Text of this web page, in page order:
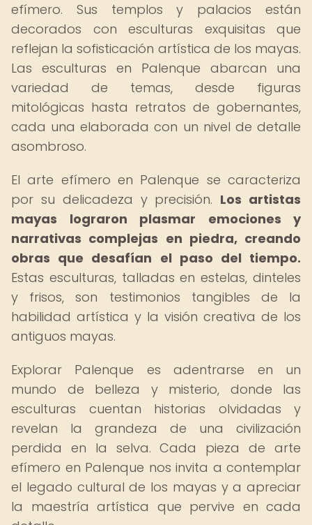
efímero. Sus templos y palacios están
decorados con esculturas exquisitas que
reflejan la sofisticación artística de los mayas.
Las esculturas en Palenque abarcan una
variedad de temas, desde figuras
mitológicas hasta retratos de gobernantes,
cada una elaborada con un nivel de detalle
asombroso.
El arte efímero en Palenque se caracteriza
por su delicadeza y precisión. Los artistas
mayas lograron plasmar emociones y
narrativas complejas en piedra, creando
obras que desafían el paso del tiempo.
Estas esculturas, talladas en estelas, dinteles
y frisos, son testimonios tangibles de la
habilidad artística y la visión creativa de los
antiguos mayas.
Explorar Palenque es adentrarse en un
mundo de belleza y misterio, donde las
esculturas cuentan historias olvidadas y
revelan la grandeza de una civilización
perdida en la selva. Cada pieza de arte
efímero en Palenque nos invita a contemplar
el legado cultural de los mayas y a apreciar
la maestría artística que pervive en cada